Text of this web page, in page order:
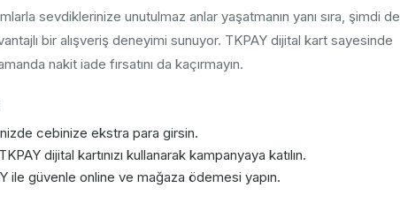
sevdiklerinize unutulmaz anlar yaşatmanın yanı sıra, şimdi de
bir alışveriş deneyimi sunuyor. TKPAY dijital kart sayesinde
nakit iade fırsatını da kaçırmayın.
cebinize ekstra para girsin.
dijital kartınızı kullanarak kampanyaya katılın.
ile güvenle online ve mağaza ödemesi yapın.